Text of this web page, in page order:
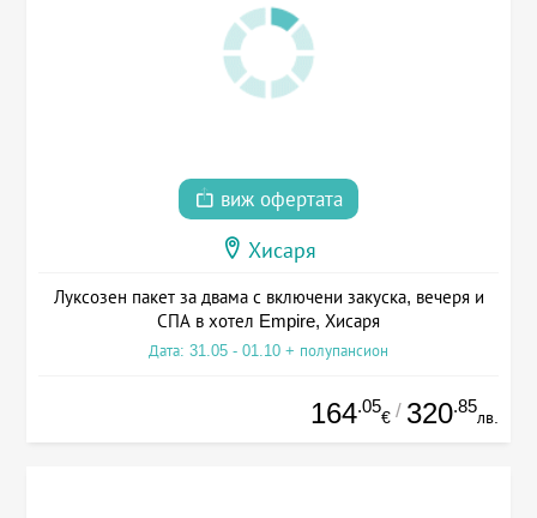
виж офертата
Хисаря
Луксозен пакет за двама с включени закуска, вечеря и
СПА в хотел Empire, Хисаря
Дата: 31.05 - 01.10 + полупансион
164.05
€ / 320.85
лв.